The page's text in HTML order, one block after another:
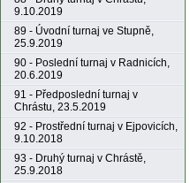
9.10.2019
89 - Úvodní turnaj ve Stupně,
25.9.2019
90 - Poslední turnaj v Radnicích,
20.6.2019
91 - Předposlední turnaj v
Chrástu, 23.5.2019
92 - Prostřední turnaj v Ejpovicích,
9.10.2018
93 - Druhý turnaj v Chrástě,
25.9.2018